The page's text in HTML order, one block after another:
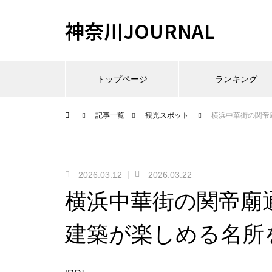
神奈川JOURNAL
トップページ ランキング
記事一覧 観光スポット 横浜中華街の関帝
2026.03.12 2026.03.22
横浜中華街の関帝廟
建築が楽しめる名所